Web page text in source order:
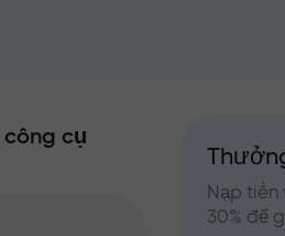
công cụ
Nạp tiền
30% để